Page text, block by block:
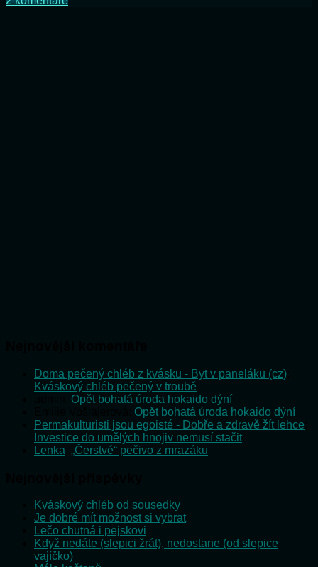
Doma pečený chléb z kvásku - Byt v paneláku (cz)
Kváskový chléb pečený v troubě
Opět bohatá úroda hokaido dýní
Opět bohatá úroda hokaido dýní
Permakulturisti jsou egoisté - Dobře a zdravě žít lehce
Investice do umělých hnojiv nemusí stačit
Lenka „Čerstvé“ pečivo z mrazáku
Kváskový chléb od sousedky
Je dobré mít možnost si vybrat
Lečo chutná i pejskovi
Když nedáte (slepici žrát), nedostane (od slepice
vajíčko)